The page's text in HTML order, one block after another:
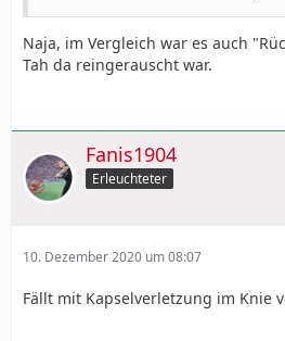
Naja, im Vergleich war es auch
Tah da reingerauscht war.
Fanis1904
Erleuchteter
10. Dezember 2020 um 08:07
Fällt mit Kapselverletzung im Knie